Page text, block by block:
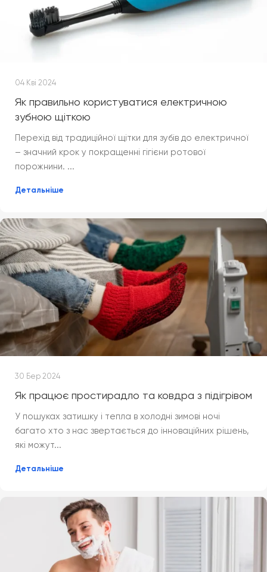
04 Кві 2024
Як правильно користуватися електричною
зубною щіткою
Перехід від традиційної щітки для зубів до електричної
– значний крок у покращенні гігієни ротової
порожнини. ...
Детальніше
30 Бер 2024
Як працює простирадло та ковдра з підігрівом
У пошуках затишку і тепла в холодні зимові ночі
багато хто з нас звертається до інноваційних рішень,
які можут...
Детальніше